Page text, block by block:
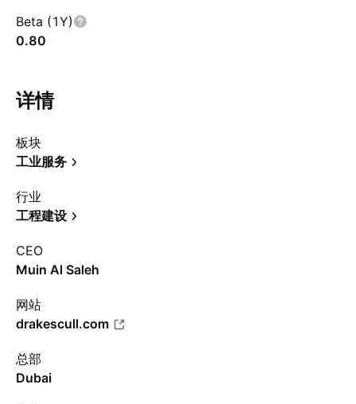
Beta (1Y)
0.80
详情
板块
工业服务
行业
工程建设
CEO
Muin Al Saleh
网站
drakescull.com
总部
Dubai